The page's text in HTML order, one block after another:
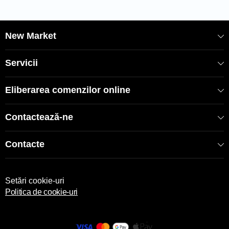
New Market
Servicii
Eliberarea comenzilor online
Contactează-ne
Contacte
Setări cookie-uri
Politica de cookie-uri